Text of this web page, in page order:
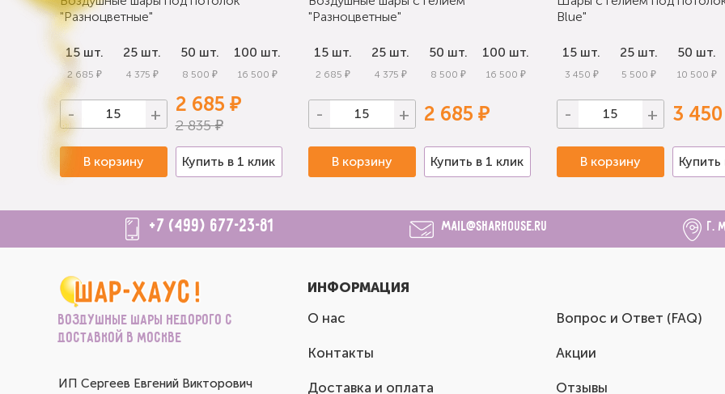
"Разноцветные"
15 шт.
2 685 ₽
25 шт.
4 375 ₽
50 шт.
8 500 ₽
100 шт.
16 500 ₽
- + 2 685 ₽
2 835 ₽
В корзину Купить в 1 клик
"Разноцветные"
15 шт.
2 685 ₽
25 шт.
4 375 ₽
50 шт.
8 500 ₽
100 шт.
16 500 ₽
- + 2 685 ₽
В корзину Купить в 1 клик
Blue"
15 шт.
3 450 ₽
25 шт.
5 500 ₽
50 шт.
10 500 ₽
- + 3
В корзину Купить
+7 (499) 677-23-81 mail@sharhouse.ru г.
Воздушные шары недорого с
доставкой в Москве
ИП Сергеев Евгений Викторович
ИНФОРМАЦИЯ
О нас
Контакты
Доставка и оплата
Вопрос и Ответ (FAQ)
Акции
Отзывы